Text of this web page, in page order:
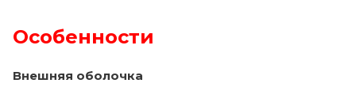
Особенности
Внешняя оболочка